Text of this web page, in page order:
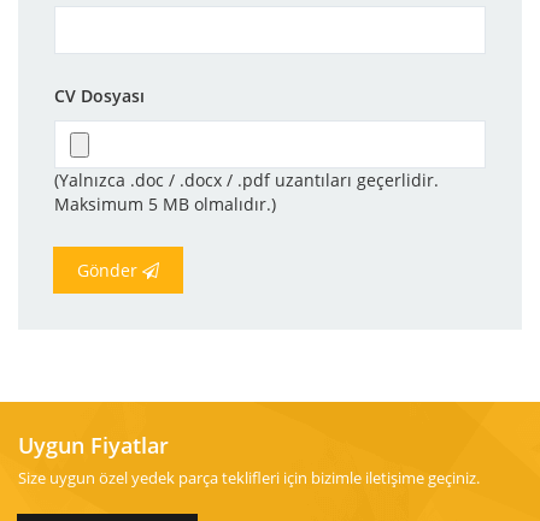
CV Dosyası
(Yalnızca .doc / .docx / .pdf uzantıları geçerlidir.
Maksimum 5 MB olmalıdır.)
Gönder
Uygun Fiyatlar
Size uygun özel yedek parça teklifleri için bizimle iletişime geçiniz.